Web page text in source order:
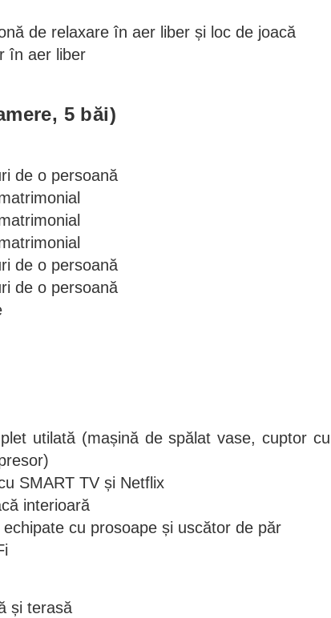
de relaxare în aer liber și loc de joacă
în aer liber
5 băi)
de o persoană
de o persoană
de o persoană
utilată (mașină de spălat vase, cuptor cu
SMART TV și Netflix
interioară
cu prosoape și uscător de păr
și terasă